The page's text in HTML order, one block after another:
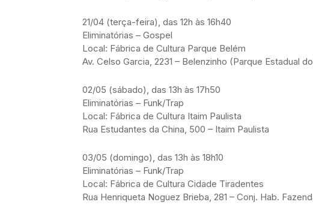
21/04 (terça-feira), das 12h às 16h40
Eliminatórias – Gospel
Local: Fábrica de Cultura Parque Belém
Av. Celso Garcia, 2231 – Belenzinho (Parque Estadual
02/05 (sábado), das 13h às 17h50
Eliminatórias – Funk/Trap
Local: Fábrica de Cultura Itaim Paulista
Rua Estudantes da China, 500 – Itaim Paulista
03/05 (domingo), das 13h às 18h10
Eliminatórias – Funk/Trap
Local: Fábrica de Cultura Cidade Tiradentes
Rua Henriqueta Noguez Brieba, 281 – Conj. Hab.